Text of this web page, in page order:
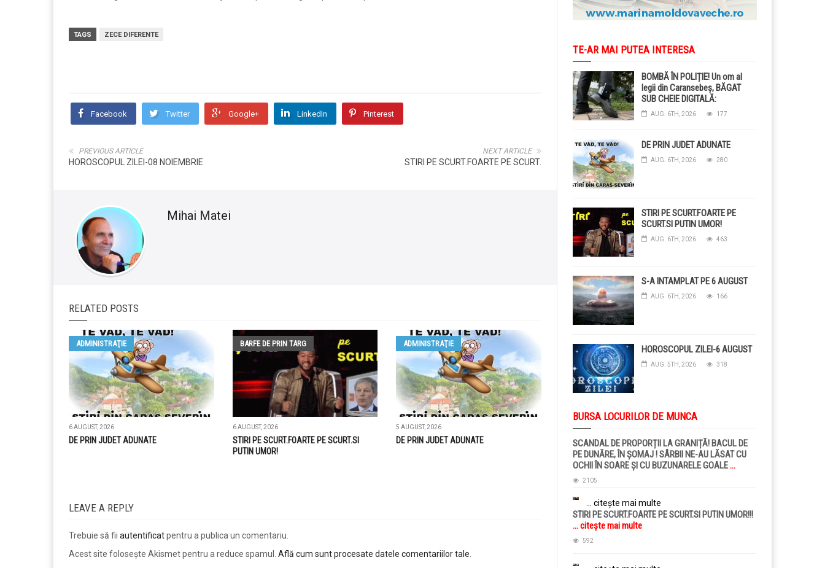
TAGS ZECE DIFERENTE
Facebook Twitter Google+ LinkedIn Pinterest
NEXT ARTICLE
STIRI PE SCURT.FOARTE PE SCURT.
PREVIOUS ARTICLE
HOROSCOPUL ZILEI-08 NOIEMBRIE
Mihai Matei
RELATED POSTS
ADMINISTRAŢIE
6 AUGUST, 2026
DE PRIN JUDET ADUNATE
BARFE DE PRIN TARG
6 AUGUST, 2026
STIRI PE SCURT.FOARTE PE SCURT.SI
PUTIN UMOR!
ADMINISTRAŢIE
5 AUGUST, 2026
DE PRIN JUDET ADUNATE
LEAVE A REPLY
Trebuie să fii autentificatpentru a publica un comentariu.
Acest site folosește Akismet pentru a reduce spamul. Află cum sunt procesate datele comentariilor tale.
TE-AR MAI PUTEA INTERESA
BOMBĂ ÎN POLIȚIE! Un om al
legii din Caransebeș, BĂGAT
SUB CHEIE DIGITALĂ:
Judecătorii i-au pus BRĂȚARĂ
ELECTRONICĂ la picior!
AUG. 6TH, 2026 177
DE PRIN JUDET ADUNATE
AUG. 6TH, 2026 280
STIRI PE SCURT.FOARTE PE
SCURT.SI PUTIN UMOR!
AUG. 6TH, 2026 463
S-A INTAMPLAT PE 6 AUGUST
AUG. 6TH, 2026 166
HOROSCOPUL ZILEI-6 AUGUST
AUG. 5TH, 2026 318
BURSA LOCURILOR DE MUNCA
SCANDAL DE PROPORȚII LA GRANIȚĂ! BACUL DE
PE DUNĂRE, ÎN ȘOMAJ ! SÂRBII NE-AU LĂSAT CU
OCHII ÎN SOARE ȘI CU BUZUNARELE GOALE...
citește mai multe
2105
... citește mai multe
STIRI PE SCURT.FOARTE PE SCURT.SI PUTIN UMOR!!!
... citește mai multe
592